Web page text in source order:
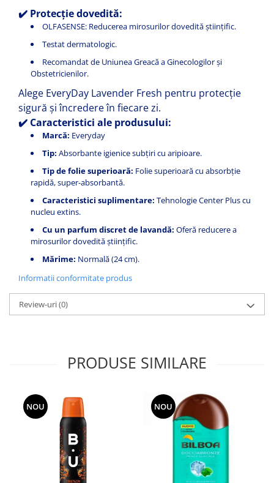
✔️ Protecție dovedită:
OLFASENSE: Reducerea mirosurilor dovedită științific.
Testat dermatologic.
Recomandat de Uniunea Greacă a Ginecologilor și
Obstetricienilor.
Alege EveryDay Lavender Fresh pentru protecție
sigură și încredere în fiecare zi.
✔️ Caracteristici ale produsului:
Marcă: Everyday
Tip: Absorbante igienice subțiri cu aripioare.
Tip de folie superioară: Folie superioară cu absorbție
rapidă, super-absorbantă.
Caracteristici suplimentare: Tehnologie Center Plus cu
nucleu extins.
Cu un parfum discret de lavandă: Oferă reducere a
mirosurilor dovedită științific.
Mărime: Normală (24 cm).
Informatii conformitate produs
Review-uri(0)
PRODUSE SIMILARE
NOU NOU